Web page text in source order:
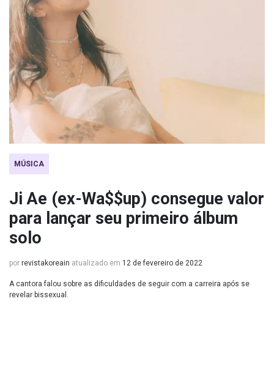
MÚSICA
Ji Ae (ex-Wa$$up) consegue valor
para lançar seu primeiro álbum
solo
por revistakoreain atualizado em 12 de fevereiro de 2022
A cantora falou sobre as dificuldades de seguir com a carreira após se
revelar bissexual.